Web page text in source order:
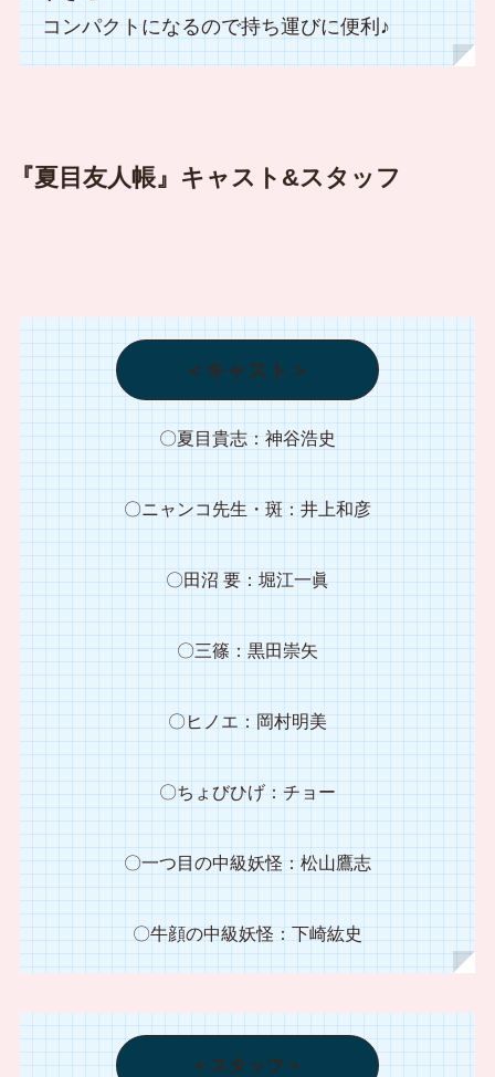
コンパクトになるので持ち運びに便利♪
『夏目友人帳』キャスト&スタッフ
＜キャスト＞
〇夏目貴志：神谷浩史
〇ニャンコ先生・斑：井上和彦
〇田沼 要：堀江一眞
〇三篠：黒田崇矢
〇ヒノエ：岡村明美
〇ちょびひげ：チョー
〇一つ目の中級妖怪：松山鷹志
〇牛顔の中級妖怪：下崎紘史
＜スタッフ＞